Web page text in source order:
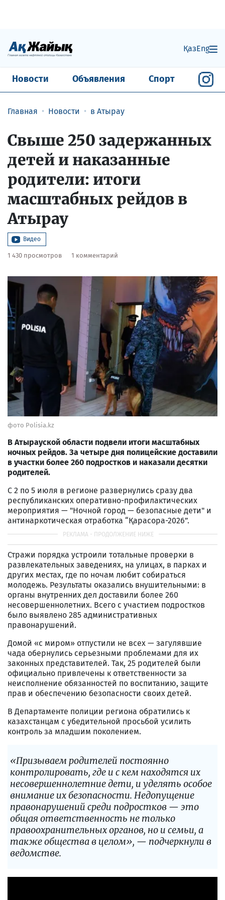
ҚазEng
Новости Объявления Спорт
Главная Новости в Атырау
Свыше 250 задержанных
детей и наказанные
родители: итоги
масштабных рейдов в
Атырау
Видео
1 430 просмотров 1 комментарий
фото Polisia.kz
В Атырауской области подвели итоги масштабных
ночных рейдов. За четыре дня полицейские доставили
в участки более 260 подростков и наказали десятки
родителей.
С 2 по 5 июля в регионе развернулись сразу два
республиканских оперативно-профилактических
мероприятия — "Ночной город — безопасные дети" и
антинаркотическая отработка “Қарасора-2026”.
Стражи порядка устроили тотальные проверки в
развлекательных заведениях, на улицах, в парках и
других местах, где по ночам любит собираться
молодежь. Результаты оказались внушительными: в
органы внутренних дел доставили более 260
несовершеннолетних. Всего с участием подростков
было выявлено 285 административных
правонарушений.
Домой «с миром» отпустили не всех — загулявшие
чада обернулись серьезными проблемами для их
законных представителей. Так, 25 родителей были
официально привлечены к ответственности за
неисполнение обязанностей по воспитанию, защите
прав и обеспечению безопасности своих детей.
В Департаменте полиции региона обратились к
казахстанцам с убедительной просьбой усилить
контроль за младшим поколением.
«Призываем родителей постоянно
контролировать, где и с кем находятся их
несовершеннолетние дети, и уделять особое
внимание их безопасности. Недопущение
правонарушений среди подростков — это
общая ответственность не только
правоохранительных органов, но и семьи, а
также общества в целом», — подчеркнули в
ведомстве.